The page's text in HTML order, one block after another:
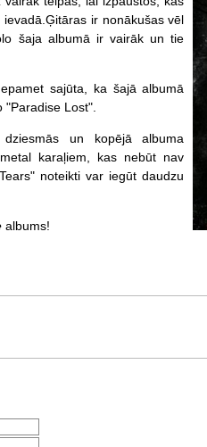
ir nonākušas vēl
šaja albumā ir vairāk un tie
sajūta, ka šajā albumā
Lost".
un kopējā albuma
karaļiem, kas nebūt nav
noteikti var iegūt daudzu
albums!